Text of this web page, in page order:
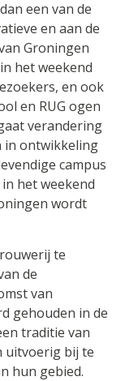
een van de
en aan de
Groningen
het weekend
en ook
en RUG ogen
verandering
in ontwikkeling
campus
het weekend
wordt
te
de
van
gehouden in de
traditie van
uitvoerig bij te
hun gebied.